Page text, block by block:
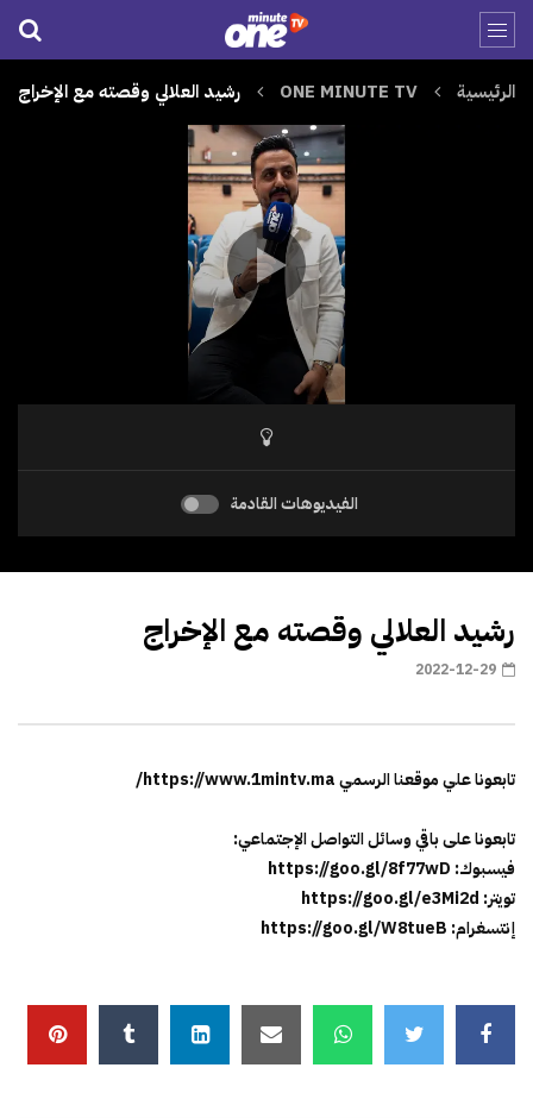
الرئيسية ONE MINUTE TV رشيد العلالي وقصته مع الإخراج
الفيديوهات القادمة
رشيد العلالي وقصته مع الإخراج
2022-12-29
تابعونا علي موقعنا الرسمي https://www.1mintv.ma/
تابعونا على باقي وسائل التواصل الإجتماعي:
فيسبوك: https://goo.gl/8f77wD
تويتر: https://goo.gl/e3Mi2d
إنتسغرام: https://goo.gl/W8tueB